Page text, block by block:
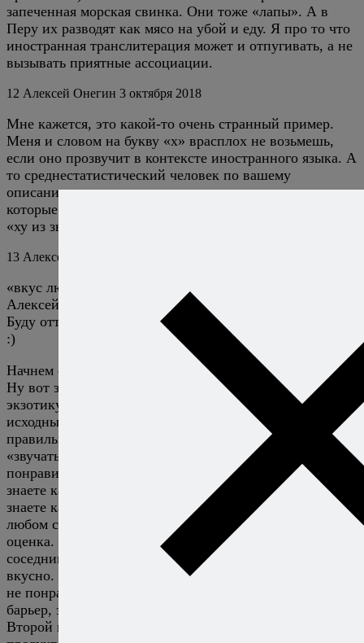
запеченная морская свинка. Они тоже «лапы». А в
Перу их разводят как мясо на убой и еду. Я про то что
иностранная транслитерация может и отпугивать, а не
вызывать приятные ассоциации.
12 Алексей Онегин 3 октября 2018
Мне кажется, это какой-то очень странный пример.
Меня и словом на букву «х» врасплох не возьмешь,
если оно прозвучит в контексте иностранного языка. А
то среднестатистический человек по вашему
описанию ничем не отличается от пятиклассников,
которые хихикают, когда учитель на уроке спрашивает
«ху из зыс».
13 Алексей
«вкус любого блюда можно оценить объективно» (с )
Алексей Онегин
Буду отталкиваться от этого постулата и его разрушать
:)
Начнем с «любого блюда»…и с «объективно»…
Ну вот заказываете вы в ресторане какую-нибудь
экзотику. На вид красиво, в качестве и свежести
исходных продуктов уверены, приготовлено поваром
правильно, но что это такое или как оно должно
«звучать» по вкусу даже не догадываетесь. Вам
понравилось, или не понравилось. Не важно. Вы не
знаете как на это блюдо правильно реагировать, не
знаете какое оно на вкус должно быть в идеале :) Т.е. в
любом случае это уже будет субъективно. Ваша личная
оценка. При этом, ту же экзотику может местный за
соседним столом за обще щеки уплетать, как ему
вкусно. А может это привычка? А вам может совсем
не понравилось. Так бывает. Это не культурный
барьер, это «познание мира и сути вещей» через вкус.
Второй момент, хорошо рассуждать при изобилии